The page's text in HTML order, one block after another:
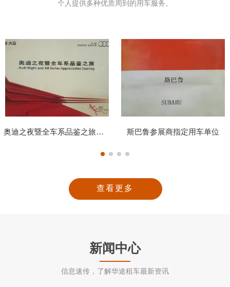
个人提供多种优质周到的用车服务。
奥迪之夜暨全车系品鉴之旅指定用车单位 斯巴鲁参展商指定用车单位
查看更多
新闻中心
信息速传，了解华途租车最新资讯